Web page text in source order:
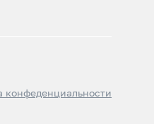
конфеденциальности